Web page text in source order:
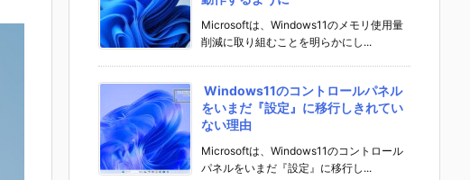
Microsoftは、Windows11のメモリ使用量
削減に取り組むことを明らかにし...
Windows11のコントロールパネル
をいまだ『設定』に移行しきれてい
ない理由
Microsoftは、Windows11のコントロール
パネルをいまだ『設定』に移行し...